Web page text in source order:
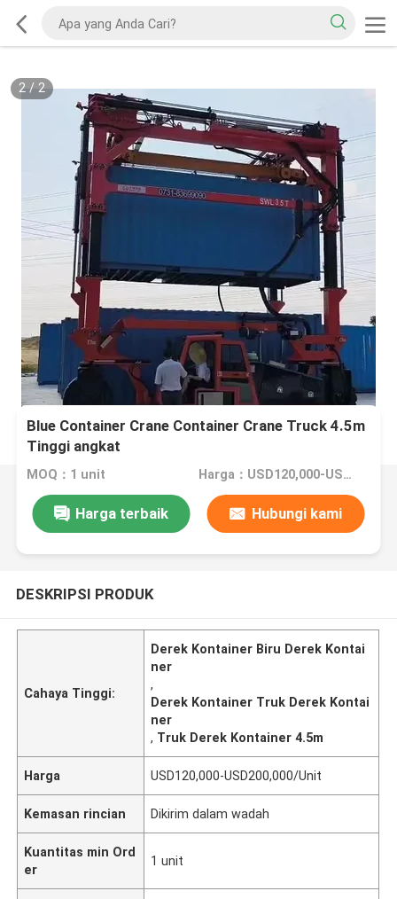
2/ 2
Blue Container Crane Container Crane Truck 4.5m
Tinggi angkat
MOQ：1 unit Harga：USD120,000-USD200,000/Unit
Harga terbaik Hubungi kami
DESKRIPSI PRODUK
Cahaya Tinggi:
Derek Kontainer Biru Derek Kontai
ner
,
Derek Kontainer Truk Derek Kontai
ner
, Truk Derek Kontainer 4.5m
Harga USD120,000-USD200,000/Unit
Kemasan rincian Dikirim dalam wadah
Kuantitas min Ord
er
1 unit